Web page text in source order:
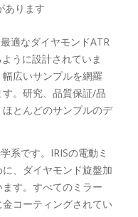
あります
適なダイヤモンドATR
うに設計されていま
広いサンプルを網羅
。研究、品質保証/品
とんどのサンプルのデ
系です。IRISの電動ミ
、ダイヤモンド旋盤加
す。すべてのミラー
コーティングされてい